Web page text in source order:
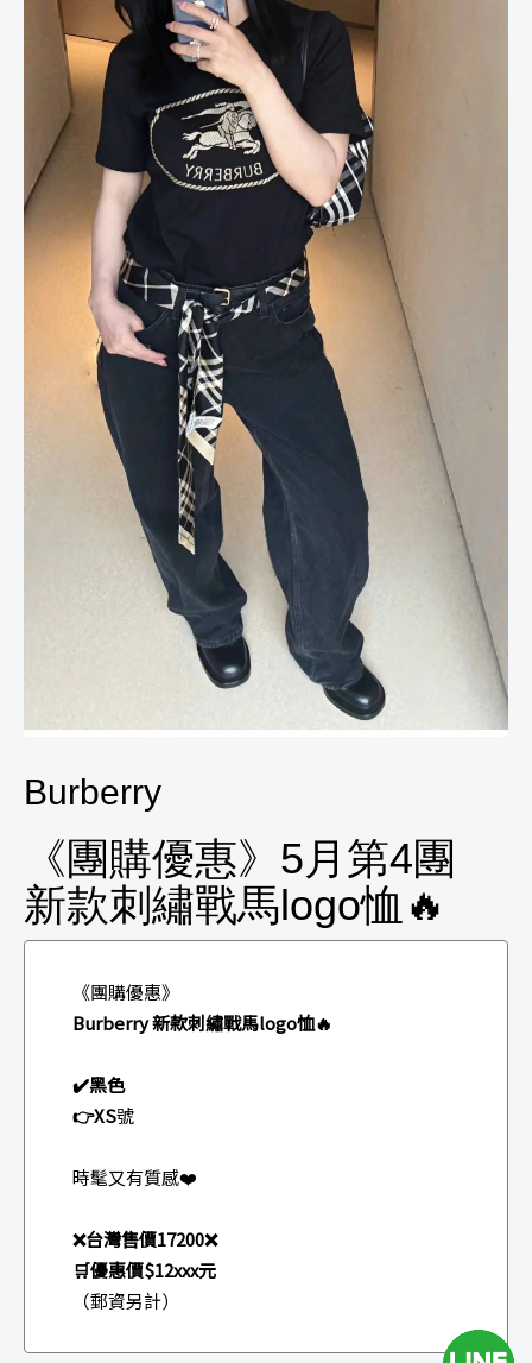
Burberry
《團購優惠》5月第4團
新款刺繡戰馬logo恤🔥
《團購優惠》
Burberry 新款刺繡戰馬logo恤🔥
✔️黑色
👉XS號
時髦又有質感❤️
❌台灣售價17200❌
🛒優惠價$12xxx元
（郵資另計）